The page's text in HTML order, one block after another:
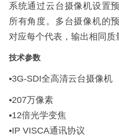
系统通过云台摄像机设置
所有角度。多台摄像机的
对应每个代表，输出相同质
技术参数
•3G-SDI全高清云台摄像机
•207万像素
•12倍光学变焦
•IP VISCA通讯协议